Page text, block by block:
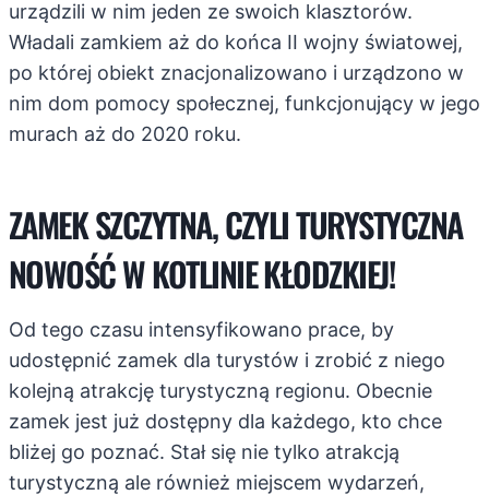
urządzili w nim jeden ze swoich klasztorów.
Władali zamkiem aż do końca II wojny światowej,
po której obiekt znacjonalizowano i urządzono w
nim dom pomocy społecznej, funkcjonujący w jego
murach aż do 2020 roku.
ZAMEK SZCZYTNA, CZYLI TURYSTYCZNA
NOWOŚĆ W KOTLINIE KŁODZKIEJ!
Od tego czasu intensyfikowano prace, by
udostępnić zamek dla turystów i zrobić z niego
kolejną atrakcję turystyczną regionu. Obecnie
zamek jest już dostępny dla każdego, kto chce
bliżej go poznać. Stał się nie tylko atrakcją
turystyczną ale również miejscem wydarzeń,